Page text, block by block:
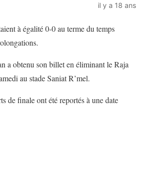
il y a 18 ans
à égalité 0-0 au terme du temps
a obtenu son billet en éliminant le Raja
au stade Saniat R’mel.
de finale ont été reportés à une date